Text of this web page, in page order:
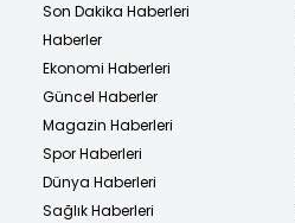
Son Dakika Haberleri
Haberler
Ekonomi Haberleri
Güncel Haberler
Magazin Haberleri
Spor Haberleri
Dünya Haberleri
Sağlık Haberleri